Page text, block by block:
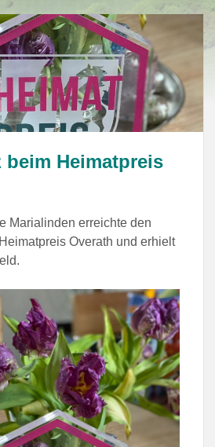
beim Heimatpreis
Marialinden erreichte den
Overath und erhielt